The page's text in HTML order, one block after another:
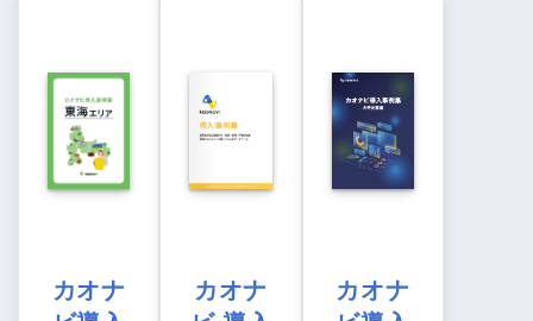
カオナ
カオナ
カオナ